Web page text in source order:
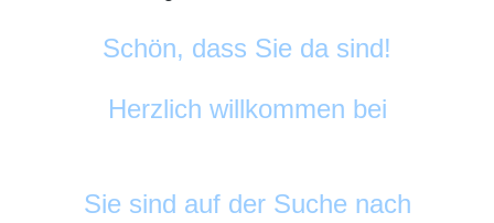
Schön, dass Sie da sind!
Herzlich willkommen bei
Sie sind auf der Suche nach